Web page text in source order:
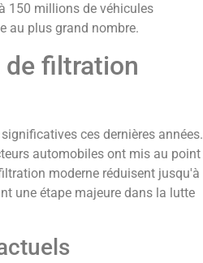
150 millions de véhicules
au plus grand nombre.
de filtration
ces dernières années.
automobiles ont mis au point
moderne réduisent jusqu'à
une étape majeure dans la lutte